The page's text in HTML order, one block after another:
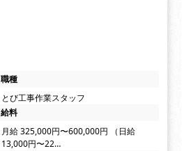
職種
とび工事作業スタッフ
給料
月給 325,000円〜600,000円 （日給
13,000円〜22…